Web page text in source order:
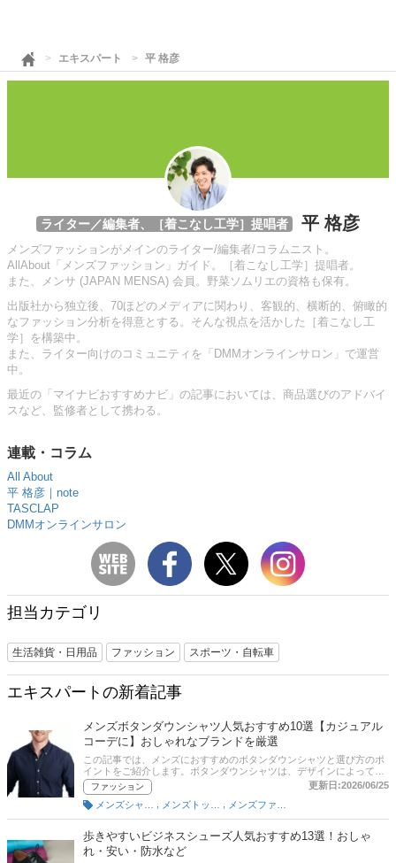
エキスパート 平 格彦
ライター／編集者、［着こなし工学］提唱者 平 格彦
メンズファッションがメインのライター/編集者/コラムニスト。
AllAbout「メンズファッション」ガイド。［着こなし工学］提唱者。
また、メンサ (JAPAN MENSA) 会員。野菜ソムリエの資格も保有。
出版社から独立後、70ほどのメディアに関わり、客観的、横断的、俯瞰的
なファッション分析を得意とする。そんな視点を活かした［着こなし工
学］を構築中。
また、ライター向けのコミュニティを「DMMオンラインサロン」で運営
中。
最近の「マイナビおすすめナビ」の記事においては、商品選びのアドバイ
スなど、監修者として携わる。
連載・コラム
All About
平 格彦｜note
TASCLAP
DMMオンラインサロン
担当カテゴリ
生活雑貨・日用品 ファッション スポーツ・自転車
エキスパートの新着記事
メンズボタンダウンシャツ人気おすすめ10選【カジュアル
コーデに】おしゃれなブランドを厳選
この記事では、メンズにおすすめのボタンダウンシャツと選び方のポ
イントをご紹介します。ボタンダウンシャツは、デザインによってプ
ライベートからビジネスシーンまでさまざまなコーディネートで活躍
するアイテムです。定番の人気ブランドや、通販サイトのランキング
を参考に売れ筋アイテムをチェックしてみましょう！
ファッション
更新日:2026/06/25
歩きやすいビジネスシューズ人気おすすめ13選！おしゃ
れ・安い・防水など